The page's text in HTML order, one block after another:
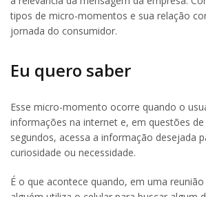
tipos de micro-momentos e sua relação
jornada do consumidor.
Eu quero saber
Esse micro-momento ocorre quando o
informações na internet e, em questões
segundos, acessa a informação desejada
curiosidade ou necessidade.
É o que acontece quando, em uma